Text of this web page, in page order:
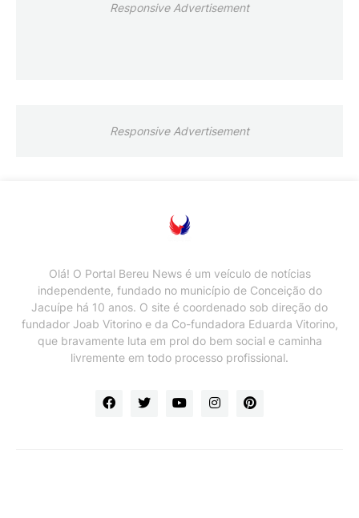
Responsive Advertisement
Responsive Advertisement
Olá! O Portal Bereu News é um veículo de notícias
independente, fundado no município de Conceição do
Jacuípe há 10 anos. O site é coordenado sob direção do
fundador Joab Vitorino e da Co-fundadora Eduarda Vitorino,
que bravamente luta em prol do bem social e caminha
livremente em todo processo profissional.